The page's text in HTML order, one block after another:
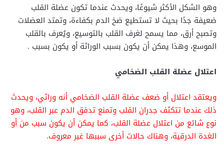
وهو الشكل الأكثر شيوعًا، ويحدث عندما تكون عضلة القلب
ضعيفة جدًا بحيث لا تستطيع ضخ الدم بكفاءة، وتمتد العضلات
وتصبح أرق، مما يسمح لغرف القلب بالتوسيع، ويُعرف بالقلب
الموسع، وهذا يمكن أن يكون بسبب الوراثة أو يكون بسبب .
اعتلال عضلة القلب الضخامي
ويعتقد اعتلال أو ضعف عضلة القلب الضخامي أنه وراثي، ويحدث
ذلك عندما تتكثف جدران القلب وتمنع تدفق الدم عبر القلب، وهو
نوع شائع من اعتلال عضلة القلب، كما يمكن أن يكون سبب من أو
الغدة الدرقية، وهناك حالات أخرى سببها غير معروف.